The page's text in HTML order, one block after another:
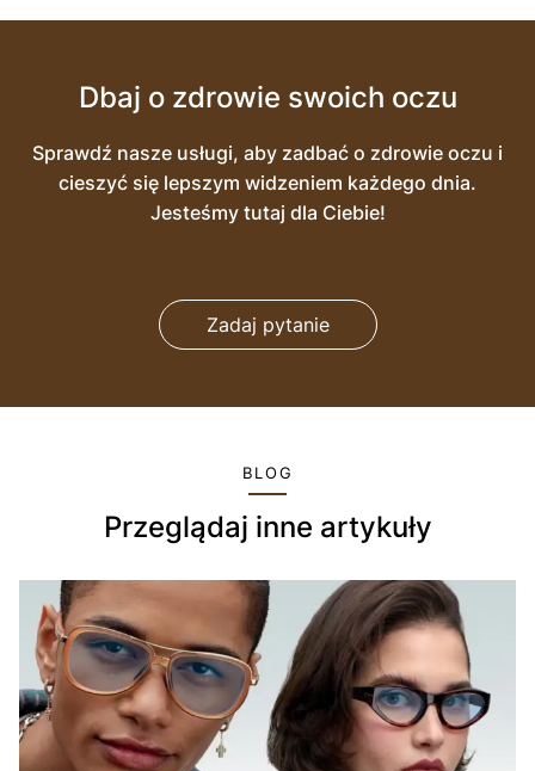
Dbaj o zdrowie swoich oczu
Sprawdź nasze usługi, aby zadbać o zdrowie oczu i
cieszyć się lepszym widzeniem każdego dnia.
Jesteśmy tutaj dla Ciebie!
Zadaj pytanie
BLOG
Przeglądaj inne artykuły